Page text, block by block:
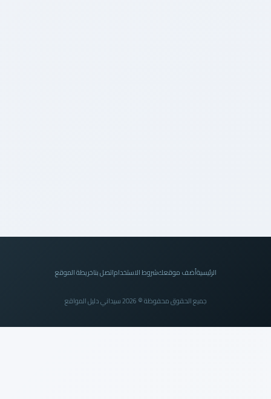
الرئيسيةأضف موقعكشروط الاستخداماتصل بناخريطة الموقع
جميع الحقوق محفوظة © 2026 سيداني دليل المواقع